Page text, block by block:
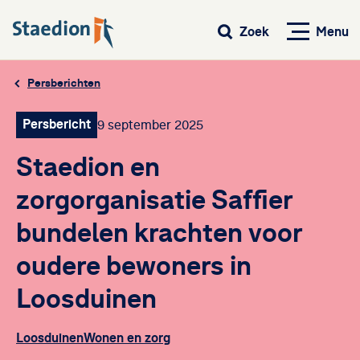
Menu
Zoek
Persberichten
Persbericht 9 september 2025
Staedion en
zorgorganisatie Saffier
bundelen krachten voor
oudere bewoners in
Loosduinen
LoosduinenWonen en zorg